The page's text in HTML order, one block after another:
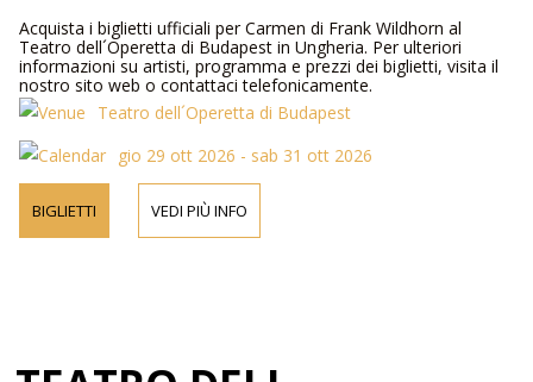
Acquista i biglietti ufficiali per Carmen di Frank Wildhorn al
Teatro dell´Operetta di Budapest in Ungheria. Per ulteriori
informazioni su artisti, programma e prezzi dei biglietti, visita il
nostro sito web o contattaci telefonicamente.
Teatro dell´Operetta di Budapest
gio 29 ott 2026 - sab 31 ott 2026
BIGLIETTI VEDI PIÙ INFO